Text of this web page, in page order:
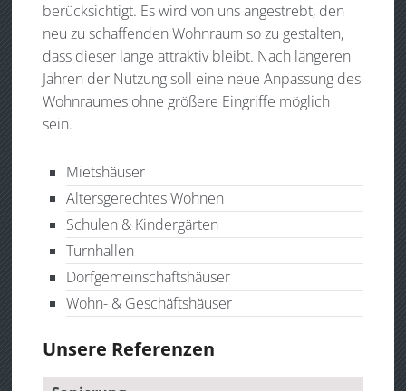
berücksichtigt. Es wird von uns angestrebt, den
neu zu schaffenden Wohnraum so zu gestalten,
dass dieser lange attraktiv bleibt. Nach längeren
Jahren der Nutzung soll eine neue Anpassung des
Wohnraumes ohne größere Eingriffe möglich
sein.
Mietshäuser
Altersgerechtes Wohnen
Schulen & Kindergärten
Turnhallen
Dorfgemeinschaftshäuser
Wohn- & Geschäftshäuser
Unsere Referenzen